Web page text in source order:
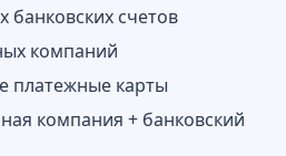
счетов
компаний
платежные карты
компания + банковский